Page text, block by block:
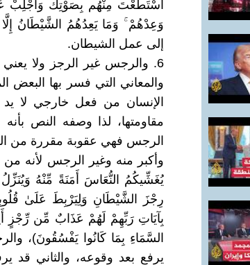
اسْتَطَعْتَ مِنْهُم بِصَوْتِكَ وَأَجْلِبْ
وَعِدْهُمْ ۚ وَمَا يَعِدُهُمُ الشَّيْطَانُ
إلى عمل الشيطان.
6. والرجس غير الرجز ولا
والمعاني التي فسر بها البعض
الإنسان من فعل خارجي لا
مقاومتها، لذا وصفه النص
الرجس فهي عقوبة مقررة من
وأكبر منه وغير الرجس لأنه من
يُغَشِّيكُمُ النُّعَاسَ أَمَنَةً مِّنْهُ
رِجْزَ الشَّيْطَانِ وَلِيَرْبِطَ عَلَىٰ
بِآيَاتِ رَبِّهِمْ لَهُمْ عَذَابٌ مِّن رِّجْزٍ
السَّمَاءِ بِمَا كَانُوا يَفْسُقُونَ)،
يرفع بعد وقوعه، والثاني قد